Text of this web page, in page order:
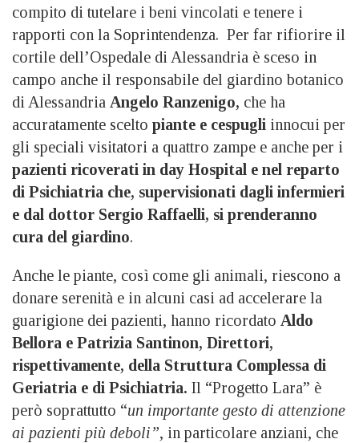
compito di tutelare i beni vincolati e tenere i
rapporti con la Soprintendenza. Per far rifiorire il
cortile dell’Ospedale di Alessandria è sceso in
campo anche il responsabile del giardino botanico
di Alessandria Angelo Ranzenigo, che ha
accuratamente scelto piante e cespugli innocui per
gli speciali visitatori a quattro zampe e anche per i
pazienti ricoverati in day Hospital e nel reparto
di Psichiatria che, supervisionati dagli infermieri
e dal dottor Sergio Raffaelli, si prenderanno
cura del giardino.
Anche le piante, così come gli animali, riescono a
donare serenità e in alcuni casi ad accelerare la
guarigione dei pazienti, hanno ricordato Aldo
Bellora e Patrizia Santinon, Direttori,
rispettivamente, della Struttura Complessa di
Geriatria e di Psichiatria. Il “Progetto Lara” è
però soprattutto “un importante gesto di attenzione
ai pazienti più deboli”, in particolare anziani, che